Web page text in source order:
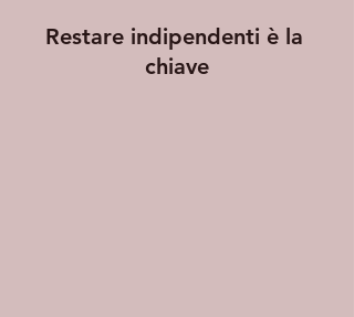
Restare indipendenti è la
chiave